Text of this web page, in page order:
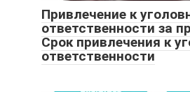
Привлечение к
ответственности за
Срок привлечения к
ответственности